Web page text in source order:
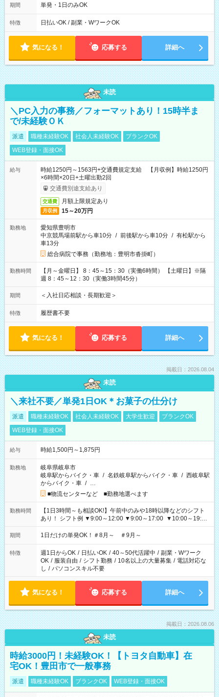
～9/19のみ下記シフトもあります！ 12：00～16：00 ＊9/6～
00
期間 単発・1日のみOK
特徴 日払いOK / 副業・WワークOK
気になる！ 応募する 詳細へ
未読
＼PC入力の事務／フォーマットあり！15時半ま
で/未経験ＯＫ
派遣 職種未経験OK 社会人未経験OK
ブランクOK
WEB登録・面接OK
給与
時給1250円～1563円+交通費規定支給 【月収例】時給1250円
×6時間×20日+土曜出勤2回
交通費別途支給あり
交通費 月額上限規定あり
月収例 15～20万円
勤務地
愛知県豊明市
中京競馬場前駅から車10分 / 前後駅から車10分 / 有松駅から
車13分
総合病院で事務（勤務地：豊明市沓掛町）
勤務時間
【月～金曜日】 8：45～15：30（実働6時間） 【土曜日】※隔
週 8：45～12：30（実働3時間45分）
期間 ＜入社日応相談・長期歓迎＞
特徴 履歴書不要
気になる！ 応募する 詳細へ
掲載日：2026.08.04
未読
＼来社不要／単発1日OK＊お菓子の仕分け
派遣 職種未経験OK 社会人未経験OK 大学生歓迎
ブランクOK
WEB登録・面接OK
給与 時給1,500円～1,875円
勤務地
岐阜県岐阜市
岐阜駅からバイク・車 / 名鉄岐阜駅からバイク・車 / 西岐阜駅
からバイク・車 / …
■物流センターなど ■勤務地選べます
勤務時間
【1日3時間～も相談OK!】午前中のみや18時以降などのシフト
あり！ シフト例 ▼9:00～12:00 ▼9:00～17:00 ▼10:00～19:00
▼18:00～21:00
期間 1日だけの単発OK！＃8月～ ＃9月～
特徴 週1日からOK / 日払いOK / 40～50代活躍中 / 副業・Wワーク
OK / 服装自由 / シフト勤務 / 10名以上の大量募集 / 電話対応な
し / パソコンスキル不要
気になる！ 応募する 詳細へ
掲載日：2026.08.06
未読
時給3000円！未経験OK！【トヨタ自動車】在
宅OK！豊田市で一般事務
派遣 職種未経験OK ブランクOK WEB登録・面接OK